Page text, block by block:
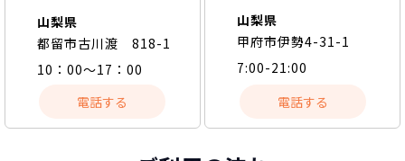
山梨県
都留市古川渡 818-1
10：00～17：00
電話する
山梨県
甲府市伊勢4-31-1
7:00-21:00
電話する